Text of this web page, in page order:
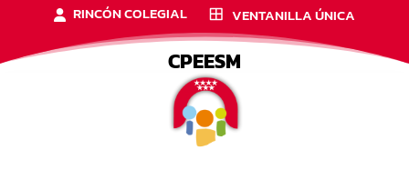
RINCÓN COLEGIAL VENTANILLA ÚNICA
CPEESM